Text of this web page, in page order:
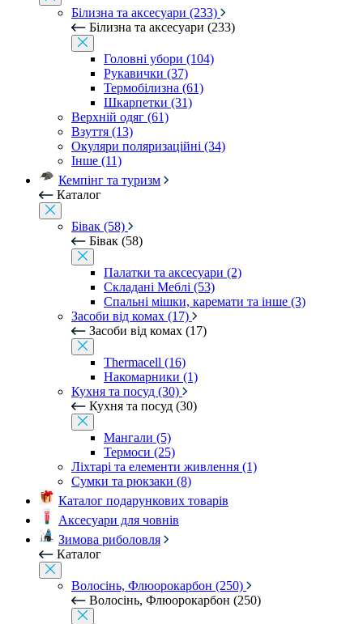
Білизна та аксесуари (233)
Білизна та аксесуари (233)
Головні убори (104)
Рукавички (37)
Термобілизна (61)
Шкарпетки (31)
Верхній одяг (61)
Взуття (13)
Окуляри поляризаційні (34)
Інше (11)
Кемпінг та туризм
Каталог
Бівак (58)
Бівак (58)
Палатки та аксесуари (2)
Складані Меблі (53)
Спальні мішки, каремати та інше (3)
Засоби від комах (17)
Засоби від комах (17)
Thermacell (16)
Накомарники (1)
Кухня та посуд (30)
Кухня та посуд (30)
Мангали (5)
Термоси (25)
Ліхтарі та елементи живлення (1)
Сумки та рюкзаки (8)
Каталог подарункових товарів
Аксесуари для човнів
Зимова риболовля
Каталог
Волосінь, Флюорокарбон (250)
Волосінь, Флюорокарбон (250)